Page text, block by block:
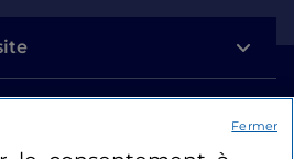
Fermer